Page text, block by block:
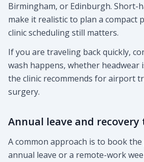
Birmingham, or Edinburgh. Short-
make it realistic to plan a compact
clinic scheduling still matters.
If you are traveling back quickly,
wash happens, whether headwear
the clinic recommends for airport
surgery.
Annual leave and
A common approach is to book
annual leave or a remote-work